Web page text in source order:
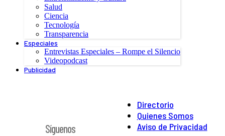
Salud
Ciencia
Tecnología
Transparencia
Especiales
Entrevistas Especiales – Rompe el Silencio
Videopodcast
Publicidad
Directorio
Quienes Somos
Aviso de Privacidad
Síguenos